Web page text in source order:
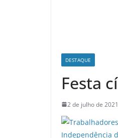
DESTAQUE
Festa
2 de julho de 2021